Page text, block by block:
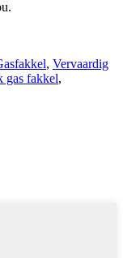
, Vervaardig
gas fakkel,